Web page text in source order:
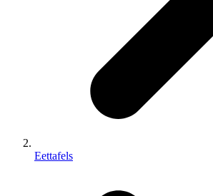
Eettafels